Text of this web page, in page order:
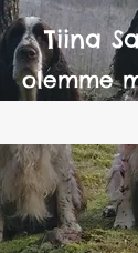
Tiina
olemme